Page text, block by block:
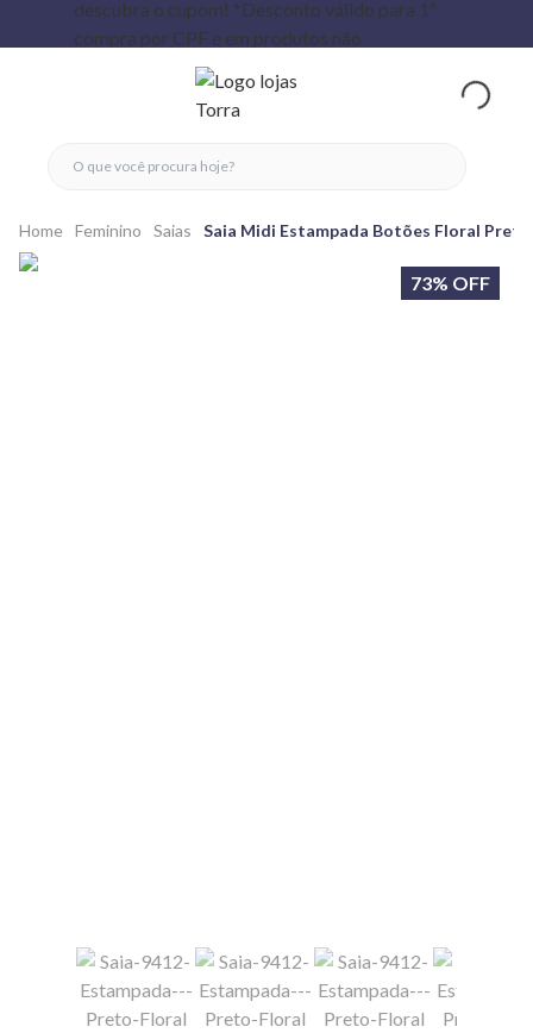
ver
fechar menu
fechar menu
favoritos
Home Feminino Saias Saia Midi Estampada Botões Floral Preta
73% OFF